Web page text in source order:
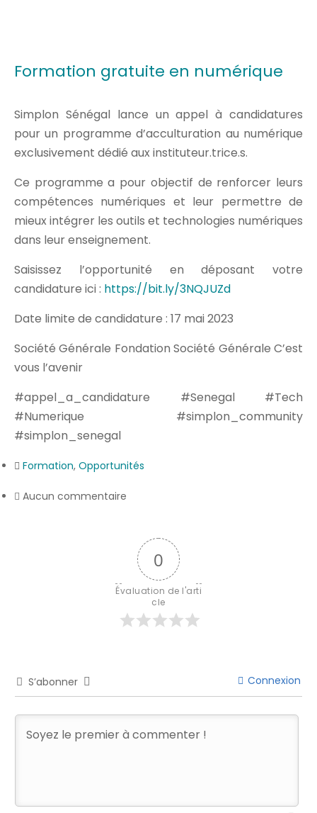
Formation gratuite en numérique
Simplon Sénégal lance un appel à candidatures
pour un programme d’acculturation au numérique
exclusivement dédié aux instituteur.trice.s.
Ce programme a pour objectif de renforcer leurs
compétences numériques et leur permettre de
mieux intégrer les outils et technologies numériques
dans leur enseignement.
Saisissez l’opportunité en déposant votre
candidature ici : https://bit.ly/3NQJUZd
Date limite de candidature : 17 mai 2023
Société Générale Fondation Société Générale C’est
vous l’avenir
#appel_a_candidature #Senegal #Tech
#Numerique #simplon_community
#simplon_senegal
Formation, Opportunités
Aucun commentaire
0
Évaluation de l'arti
cle
S’abonner Connexion